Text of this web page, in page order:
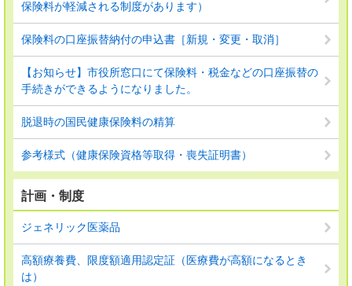
保険料が軽減される制度があります）
保険料の口座振替納付の申込書［新規・変更・取消］
【お知らせ】市役所窓口にて保険料・税金などの口座振替の
手続きができるようになりました。
脱退時の国民健康保険料の精算
参考様式（健康保険資格等取得・喪失証明書）
計画・制度
ジェネリック医薬品
高額療養費、限度額適用認定証（医療費が高額になるとき
は）